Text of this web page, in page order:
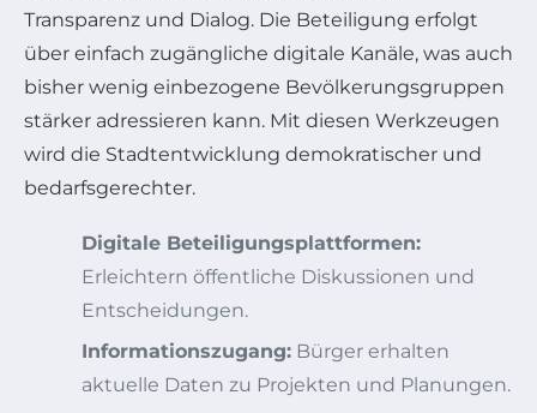
Transparenz und Dialog. Die Beteiligung erfolgt
über einfach zugängliche digitale Kanäle, was auch
bisher wenig einbezogene Bevölkerungsgruppen
stärker adressieren kann. Mit diesen Werkzeugen
wird die Stadtentwicklung demokratischer und
bedarfsgerechter.
Digitale Beteiligungsplattformen:
Erleichtern öffentliche Diskussionen und
Entscheidungen.
Informationszugang: Bürger erhalten
aktuelle Daten zu Projekten und Planungen.